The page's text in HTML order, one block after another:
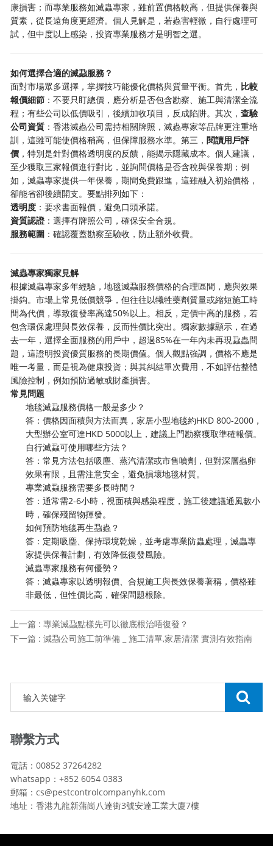
康損害；而專業服務如滅蟲專家，雖前置價格較高，但提供保養與
質素，從長遠角度更經濟。個人見解是，若蟲害輕微，自行處理可
試，但中度以上感染，投資專業服務才是明智之選。
如何選擇合適的滅蝨服務？
面對市場眾多選擇，掌握技巧能優化價格與質量平衡。首先， 比較
報價細節 ：不要只盯總價，應分析是否包含勘察、施工與清潔全流
程；有些公司以低價吸引，後續加收項目，反成陷阱。其次，查驗
公司資質 ：香港滅蟲公司需持相關牌照，滅蟲專家等品牌更注重培
訓，這雖可能使價格稍高，但保障服務水準。第三，閱讀用戶評
價 ，特別是針對價格透明度的反饋，能揭示隱藏成本。個人建議，
至少獲取三家報價進行對比，並詢問價格是否含稅與保養期；例
如，滅蟲專家提供一年保養，期間免費跟進，這雖融入初始價格，
卻能省卻後續開支。要點排列如下：
透明度 ：要求書面報價，避免口頭承諾。
資質認證 ：選擇有牌照公司，確保安全合規。
服務範圍 ：確認覆蓋勘察至驗收，防止額外收費。
滅蟲專家獨家見解
根據滅蟲專家多年經驗，地毯滅蝨服務價格的合理區間，應與效果
掛鈎。市場上常見低價競爭，但往往以犧牲藥劑質量或縮短施工時
間為代價，導致復發率高達50%以上。相反，定價中高的服務，若
包含環保處理與長效保養，反而性價比突出。獨家數據顯示，在過
去一年，選擇全面服務的用戶中，超過85%在一年內未再現蝨蟲問
題，這證明投資優質服務的長期價值。個人觀點強調，價格不應是
唯一考量，而是視為健康投資；與其糾結單次費用，不如評估整體
風險控制，例如預防過敏或財產損害。
常見問題
地毯滅蝨服務價格一般是多少？
答：價格因面積與方法而異，家居小型地毯約HKD 800-2000，
大型辦公室可達HKD 5000以上，建議上門勘察獲取準確報價。
自行滅蝨可使用哪些方法？
答：常見方法包括吸塵、蒸汽清潔或市售噴劑，但對深層蟲卵
效果有限，且需注意安全，避免損壞地毯材質。
專業滅蝨服務需要多長時間？
答：通常需2-6小時，視面積與感染程度，施工後建議通風數小
時，確保殘留物揮發。
如何預防地毯再生蝨蟲？
答：定期吸塵、保持環境乾燥，並考慮專業防蟲處理，滅蟲專
家提供保養計劃，有效降低復發風險。
滅蟲專家服務有何優勢？
答：滅蟲專家以透明報價、合規施工與長效保養著稱，價格雖
非最低，但性價比高，確保問題根除。
上一篇 : 專業滅蝨點樣先可以徹底根治唔復發？
下一篇 : 滅蝨公司施工前準備 _ 施工清單,家居清潔 實測有效指南
聯繫方式
電話：00852 37264282
whatsapp：+852 6054 0383
郵箱：cs@pestcontrolcompanyhk.com
地址：香港九龍新蒲崗八達街3號安達工業大廈7樓